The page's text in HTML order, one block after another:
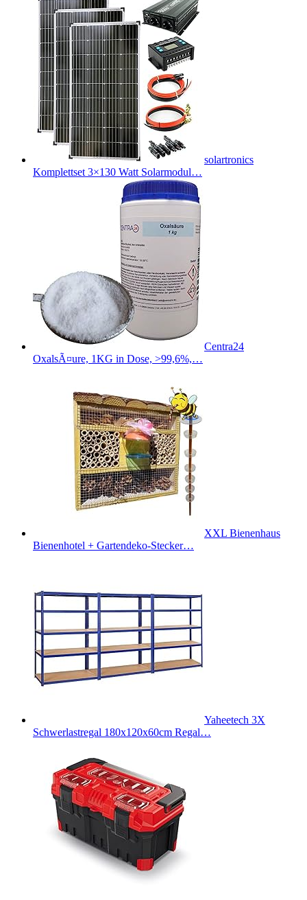
solartronics
Komplettset 3×130 Watt Solarmodul…
Centra24
OxalsÃ¤ure, 1KG in Dose, >99,6%,…
XXL Bienenhaus
Bienenhotel + Gartendeko-Stecker…
Yaheetech 3X
Schwerlastregal 180x120x60cm Regal…